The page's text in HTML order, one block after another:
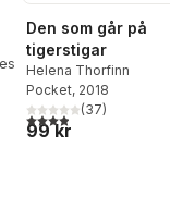
Den som går på
tigerstigar
Helena Thorfinn
Pocket, 2018
3,9utav 5 stjärnor.
(37)
99 kr